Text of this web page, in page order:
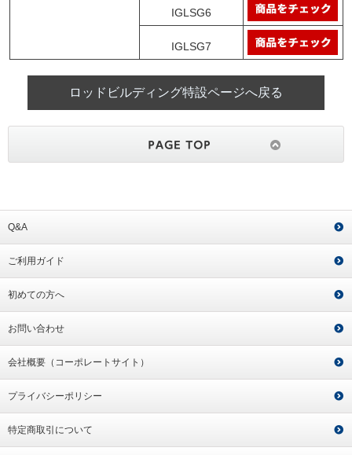
IGLSG6
IGLSG7
ロッドビルディング特設ページへ戻る
Q&A
ご利用ガイド
初めての方へ
お問い合わせ
会社概要（コーポレートサイト）
プライバシーポリシー
特定商取引について